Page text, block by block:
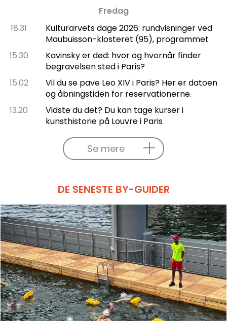
Fredag
18.31
Kulturarvets dage 2026: rundvisninger ved
Maubuisson-klosteret (95), programmet
15.30
Kavinsky er død: hvor og hvornår finder
begravelsen sted i Paris?
15.02
Vil du se pave Leo XIV i Paris? Her er datoen
og åbningstiden for reservationerne.
13.20
Vidste du det? Du kan tage kurser i
kunsthistorie på Louvre i Paris
Se mere
DE SENESTE BY-GUIDER